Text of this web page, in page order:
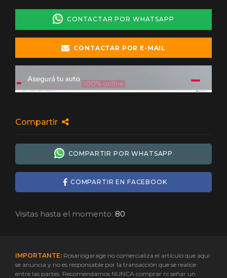
CONTACTAR POR WHATSAPP
CONTACTAR POR E-MAIL
Compartir
COMPARTIR POR WHATSAPP
COMPARTIR EN FACEBOOK
Visitas hasta el momento: 80
IMPORTANTE: Rosariogarage no comercializa el artículo que aquí
se anuncia y no es responsable por la transacción que se realice
entre las partes. Recomendamos NUNCA comprar ni señar un